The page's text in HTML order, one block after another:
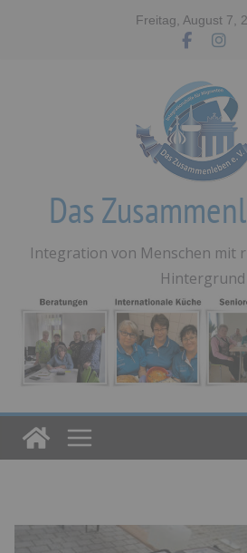
Freitag, August 7,
Das
Integration von Menschen mit
Hintergrund